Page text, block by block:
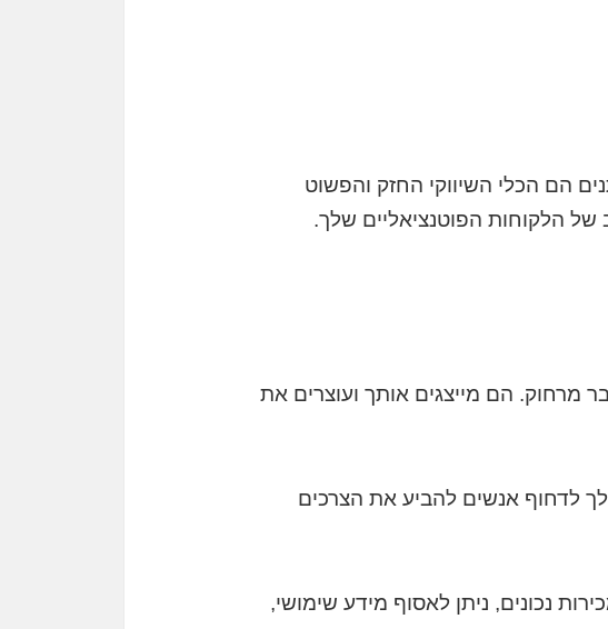
הם הכלי השיווקי החזק והפשוט
הלקוחות הפוטנציאליים שלך.
מרחוק. הם מייצגים אותך ועוצרים את
לדחוף אנשים להביע את הצרכים
נכונים, ניתן לאסוף מידע שימושי,